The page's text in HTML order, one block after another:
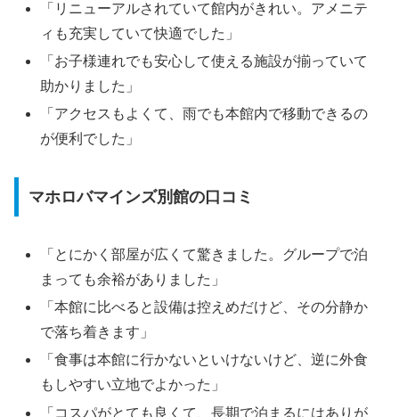
「リニューアルされていて館内がきれい。アメニテ
ィも充実していて快適でした」
「お子様連れでも安心して使える施設が揃っていて
助かりました」
「アクセスもよくて、雨でも本館内で移動できるの
が便利でした」
マホロバマインズ別館の口コミ
「とにかく部屋が広くて驚きました。グループで泊
まっても余裕がありました」
「本館に比べると設備は控えめだけど、その分静か
で落ち着きます」
「食事は本館に行かないといけないけど、逆に外食
もしやすい立地でよかった」
「コスパがとても良くて、長期で泊まるにはありが